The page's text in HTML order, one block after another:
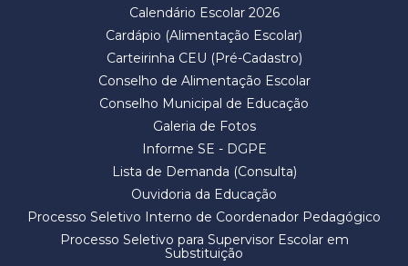
Calendário Escolar 2026
Cardápio (Alimentação Escolar)
Carteirinha CEU (Pré-Cadastro)
Conselho de Alimentação Escolar
Conselho Municipal de Educação
Galeria de Fotos
Informe SE - DGPE
Lista de Demanda (Consulta)
Ouvidoria da Educação
Processo Seletivo Interno de Coordenador Pedagógico
Processo Seletivo para Supervisor Escolar em
Substituição